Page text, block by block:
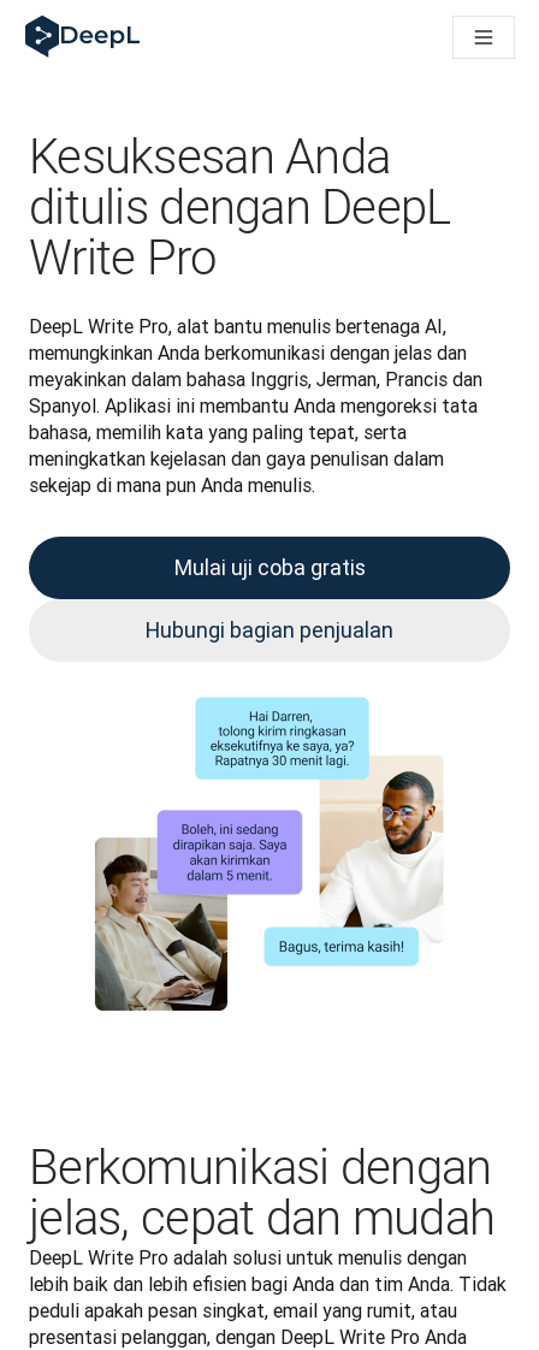
DeepL untuk agen AI
Translation Flow DeepL: Alur kerja baru yang didukung AI
Mengurai Makna Kepercayaan dalam AI bahasa perusahaan.
Sistem Evaluasi Mutu Terjemahan DeepL: Cara
Terjemahan teks berkualitas tinggi ke platform suara real-
Building an instantly accessible voice demo with DeepL
Kesuksesan Anda
ditulis dengan DeepL
Write Pro
DeepL Write Pro, alat bantu menulis bertenaga AI,
memungkinkan Anda berkomunikasi dengan jelas dan
meyakinkan dalam bahasa Inggris, Jerman, Prancis dan
Spanyol. Aplikasi ini membantu Anda mengoreksi tata
bahasa, memilih kata yang paling tepat, serta
meningkatkan kejelasan dan gaya penulisan dalam
sekejap di mana pun Anda menulis.
Mulai uji coba gratis
Hubungi bagian penjualan
Berkomunikasi dengan
jelas, cepat dan mudah
DeepL Write Pro adalah solusi untuk menulis dengan
lebih baik dan lebih efisien bagi Anda dan tim Anda. Tidak
peduli apakah pesan singkat, email yang rumit, atau
presentasi pelanggan, dengan DeepL Write Pro Anda